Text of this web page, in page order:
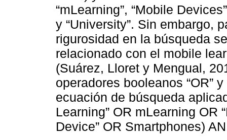
“mLearning”, “Mobile
y “University”. Sin embargo,
rigurosidad en la búsqueda
relacionado con el mobile
(Suárez, Lloret y Mengual,
operadores booleanos “OR”
ecuación de búsqueda
Learning” OR mLearning OR
Device” OR Smartphones)